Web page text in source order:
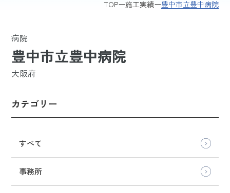
TOP 施工実績 豊中市立豊中病院
病院
豊中市立豊中病院
大阪府
カテゴリー
すべて
事務所